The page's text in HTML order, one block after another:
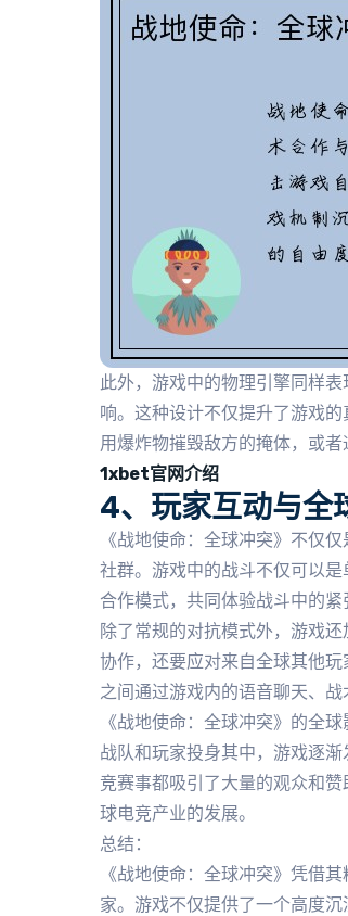
此外，游戏中的物理引擎同样
响。这种设计不仅提升了游戏
用爆炸物摧毁敌方的掩体，或者
1xbet官网介绍
4、玩家互动与全
《战地使命：全球冲突》不仅
社群。游戏中的战斗不仅可以
合作模式，共同体验战斗中的紧
除了常规的对抗模式外，游戏
协作，还要应对来自全球其他
之间通过游戏内的语音聊天、战
《战地使命：全球冲突》的全
战队和玩家投身其中，游戏逐
竞赛事都吸引了大量的观众和
球电竞产业的发展。
总结：
《战地使命：全球冲突》凭借
家。游戏不仅提供了一个高度